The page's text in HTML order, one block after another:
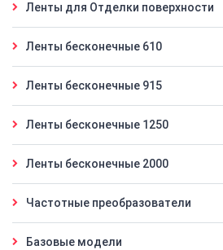
Ленты для Отделки поверхности
Ленты бесконечные 610
Ленты бесконечные 915
Ленты бесконечные 1250
Ленты бесконечные 2000
Частотные преобразователи
Базовые модели